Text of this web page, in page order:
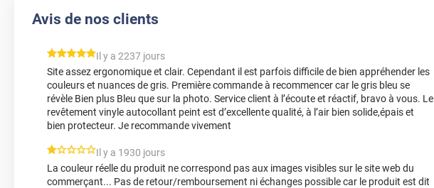
Avis de nos clients
*****
Il y a 2237 jours
Site assez ergonomique et clair. Cependant il est parfois difficile de bien appréhender les
couleurs et nuances de gris. Première commande à recommencer car le gris bleu se
révèle Bien plus Bleu que sur la photo. Service client à l’écoute et réactif, bravo à vous. Le
revêtement vinyle autocollant peint est d’excellente qualité, à l’air bien solide,épais et
bien protecteur. Je recommande vivement
*****
Il y a 1930 jours
La couleur réelle du produit ne correspond pas aux images visibles sur le site web du
commerçant... Pas de retour/remboursement ni échanges possible car le produit est dit